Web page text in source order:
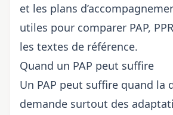
et les plans
utiles pour comparer PAP,
les textes de référence.
Quand un PAP peut suffire
Un PAP peut suffire quand la
demande surtout des